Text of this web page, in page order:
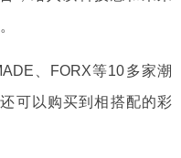
、FORX等10多家潮
可以购买到相搭配的彩